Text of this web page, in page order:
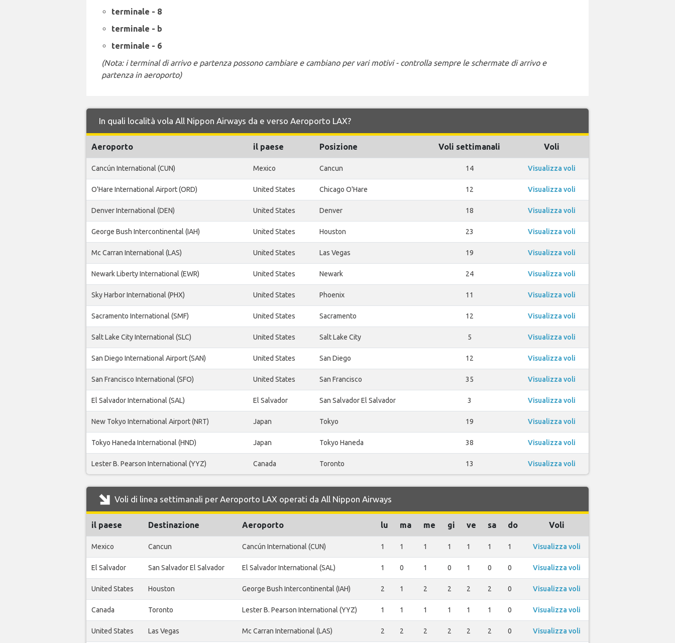
terminale - 8
terminale - b
terminale - 6
(Nota: i terminal di arrivo e partenza possono cambiare e cambiano per vari motivi - controlla sempre le schermate di arrivo e
partenza in aeroporto)
In quali località vola All Nippon Airways da e verso Aeroporto LAX?
Aeroporto il paese Posizione Voli settimanali Voli
Cancún International (CUN) Mexico Cancun 14 Visualizza voli
O'Hare International Airport (ORD) United States Chicago O'Hare 12 Visualizza voli
Denver International (DEN) United States Denver 18 Visualizza voli
George Bush Intercontinental (IAH) United States Houston 23 Visualizza voli
Mc Carran International (LAS) United States Las Vegas 19 Visualizza voli
Newark Liberty International (EWR) United States Newark 24 Visualizza voli
Sky Harbor International (PHX) United States Phoenix 11 Visualizza voli
Sacramento International (SMF) United States Sacramento 12 Visualizza voli
Salt Lake City International (SLC) United States Salt Lake City 5 Visualizza voli
San Diego International Airport (SAN) United States San Diego 12 Visualizza voli
San Francisco International (SFO) United States San Francisco 35 Visualizza voli
El Salvador International (SAL) El Salvador San Salvador El Salvador 3 Visualizza voli
New Tokyo International Airport (NRT) Japan Tokyo 19 Visualizza voli
Tokyo Haneda International (HND) Japan Tokyo Haneda 38 Visualizza voli
Lester B. Pearson International (YYZ) Canada Toronto 13 Visualizza voli
Voli di linea settimanali per Aeroporto LAX operati da All Nippon Airways
il paese Destinazione Aeroporto lu ma me gi ve sa do Voli
Mexico Cancun Cancún International (CUN) 1 1 1 1 1 1 1 Visualizza voli
El Salvador San Salvador El Salvador El Salvador International (SAL) 1 0 1 0 1 0 0 Visualizza voli
United States Houston George Bush Intercontinental (IAH) 2 1 2 2 2 2 0 Visualizza voli
Canada Toronto Lester B. Pearson International (YYZ) 1 1 1 1 1 1 0 Visualizza voli
United States Las Vegas Mc Carran International (LAS) 2 2 2 2 2 2 0 Visualizza voli